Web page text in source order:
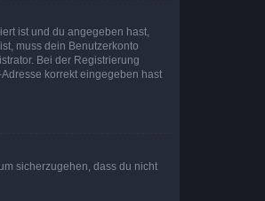
ist und du angegeben hast,
muss dein Benutzerkonto
Bei der Registrierung
korrekt eingegeben hast
sicherzugehen, dass du nicht